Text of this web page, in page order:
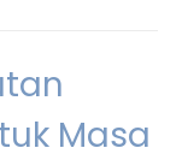
Masa